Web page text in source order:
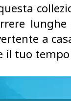
a
il tuo